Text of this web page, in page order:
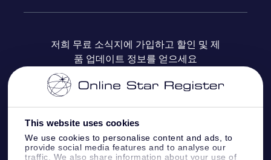
This website uses cookies
We use cookies to personalise content and ads, to
provide social media features and to analyse our
traffic. We also share information about your use of
OSR 상품권
기업 선물
맞춤 별 페이지
One Million Stars
결제 정보
배송 정보
환불 정책
저희 무료 소식지에 가입하고 할인 및 제
품 업데이트 정보를 얻으세요